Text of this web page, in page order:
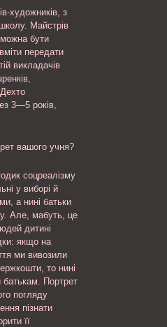
художників, з
Майстрів
бути
передати
викладачів
3—5 років,
вашого учня?
соцреалізму
у виборі й
а нині батьки
Але, мабуть, це
дитині
якщо на
ми вивозили
то нині
батькам. Портрет
погляду
пізнати
її